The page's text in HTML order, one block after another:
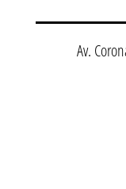
Av.